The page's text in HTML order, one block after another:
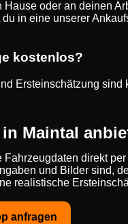
Hause oder an deinen
in eine unserer
kostenlos?
Ersteinschätzung sind
Maintal
Fahrzeugdaten direkt
und Bilder sind,
realistische
anfragen